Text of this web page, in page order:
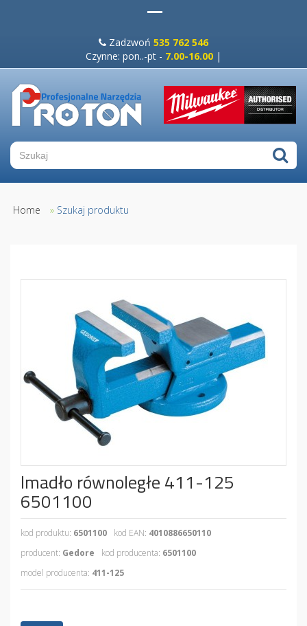
Zadzwoń 535 762 546
Czynne: pon..-pt - 7.00-16.00 |
Home » Szukaj produktu
Imadło równoległe 411-125
6501100
kod produktu: 6501100 kod EAN: 4010886650110
producent: Gedore kod producenta: 6501100
model producenta: 411-125